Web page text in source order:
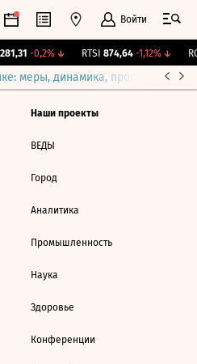
Войти
-0,2%↓ RTSI 874,64 -1,12%↓
меры, динамика, прогнозы
Наши проекты
ВЕДЫ
Город
Аналитика
Промышленность
Наука
Здоровье
Конференции